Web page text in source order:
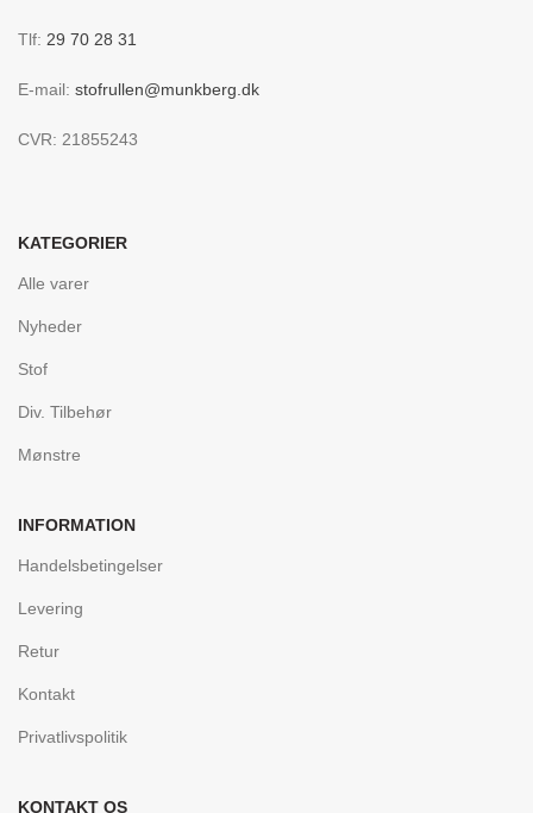
Tlf: 29 70 28 31
E-mail: stofrullen@munkberg.dk
CVR: 21855243
KATEGORIER
Alle varer
Nyheder
Stof
Div. Tilbehør
Mønstre
INFORMATION
Handelsbetingelser
Levering
Retur
Kontakt
Privatlivspolitik
KONTAKT OS